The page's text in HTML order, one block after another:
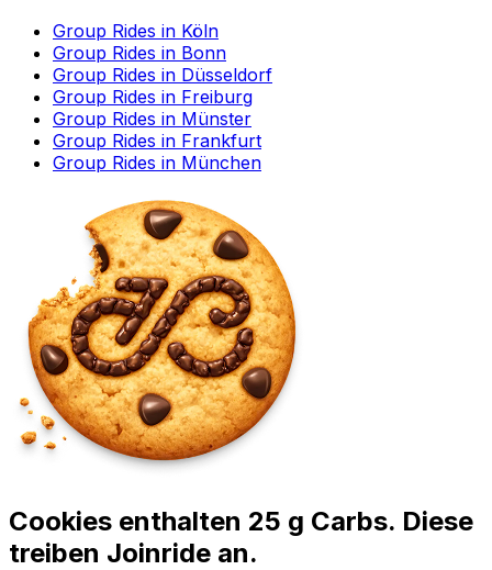
Group Rides in Köln
Group Rides in Bonn
Group Rides in Düsseldorf
Group Rides in Freiburg
Group Rides in Münster
Group Rides in Frankfurt
Group Rides in München
Cookies enthalten 25 g Carbs. Diese
treiben Joinride an.